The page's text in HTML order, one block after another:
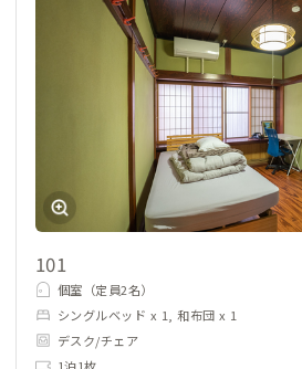
101
個室（定員2名）
シングルベッド x 1, 和布団 x 1
デスク/チェア